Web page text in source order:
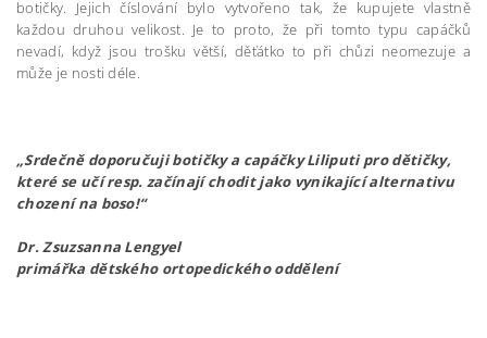
botičky. Jejich číslování bylo vytvořeno tak, že kupujete vlastně
každou druhou velikost. Je to proto, že při tomto typu capáčků
nevadí, když jsou trošku větší, děťátko to při chůzi neomezuje a
může je nosti déle.
„Srdečně doporučuji botičky a capáčky Liliputi pro dětičky,
které se učí resp. začínají chodit jako vynikající alternativu
chození na boso!“
Dr. Zsuzsanna Lengyel
primářka dětského ortopedického oddělení